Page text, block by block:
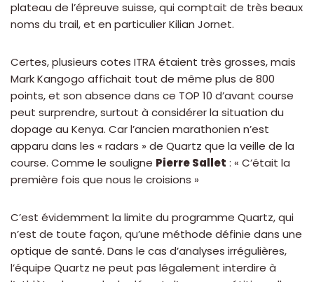
plateau de l’épreuve suisse, qui comptait de très beaux
noms du trail, et en particulier Kilian Jornet.
Certes, plusieurs cotes ITRA étaient très grosses, mais
Mark Kangogo affichait tout de même plus de 800
points, et son absence dans ce TOP 10 d’avant course
peut surprendre, surtout à considérer la situation du
dopage au Kenya. Car l’ancien marathonien n’est
apparu dans les « radars » de Quartz que la veille de la
course. Comme le souligne Pierre Sallet : « C’était la
première fois que nous le croisions »
C’est évidemment la limite du programme Quartz, qui
n’est de toute façon, qu’une méthode définie dans une
optique de santé. Dans le cas d’analyses irrégulières,
l’équipe Quartz ne peut pas légalement interdire à